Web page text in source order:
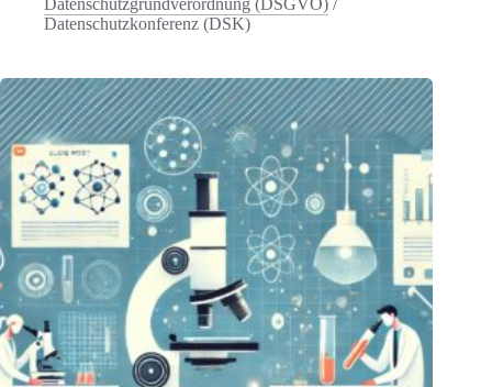
Datenschutzgrundverordnung (DSGVO) /
Datenschutzkonferenz (DSK)